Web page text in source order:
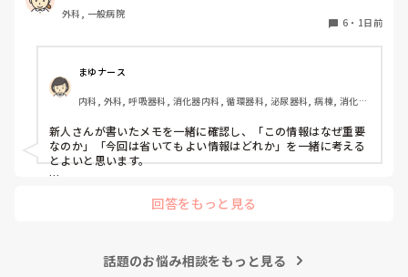
外科, 一般病院
6 ・ 1日前
まゆナース
内科, 外科, 呼吸器科, 消化器内科, 循環器科, 泌尿器科, 病棟, 消化器
新人さんが書いたメモを一緒に確認し、「この情報はなぜ重要
なのか」「今回は省いてもよい情報はどれか」を一緒に考える
とよいと思います。
的に照らして振り返ることで、重要度を判断する力が少しずつ
回答をもっと見る
話題のお悩み相談をもっと見る